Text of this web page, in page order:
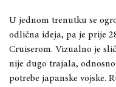
U jednom trenutku se
odlična ideja, pa je prije
Cruiserom. Vizualno je
nije dugo trajala,
potrebe japanske vojske.